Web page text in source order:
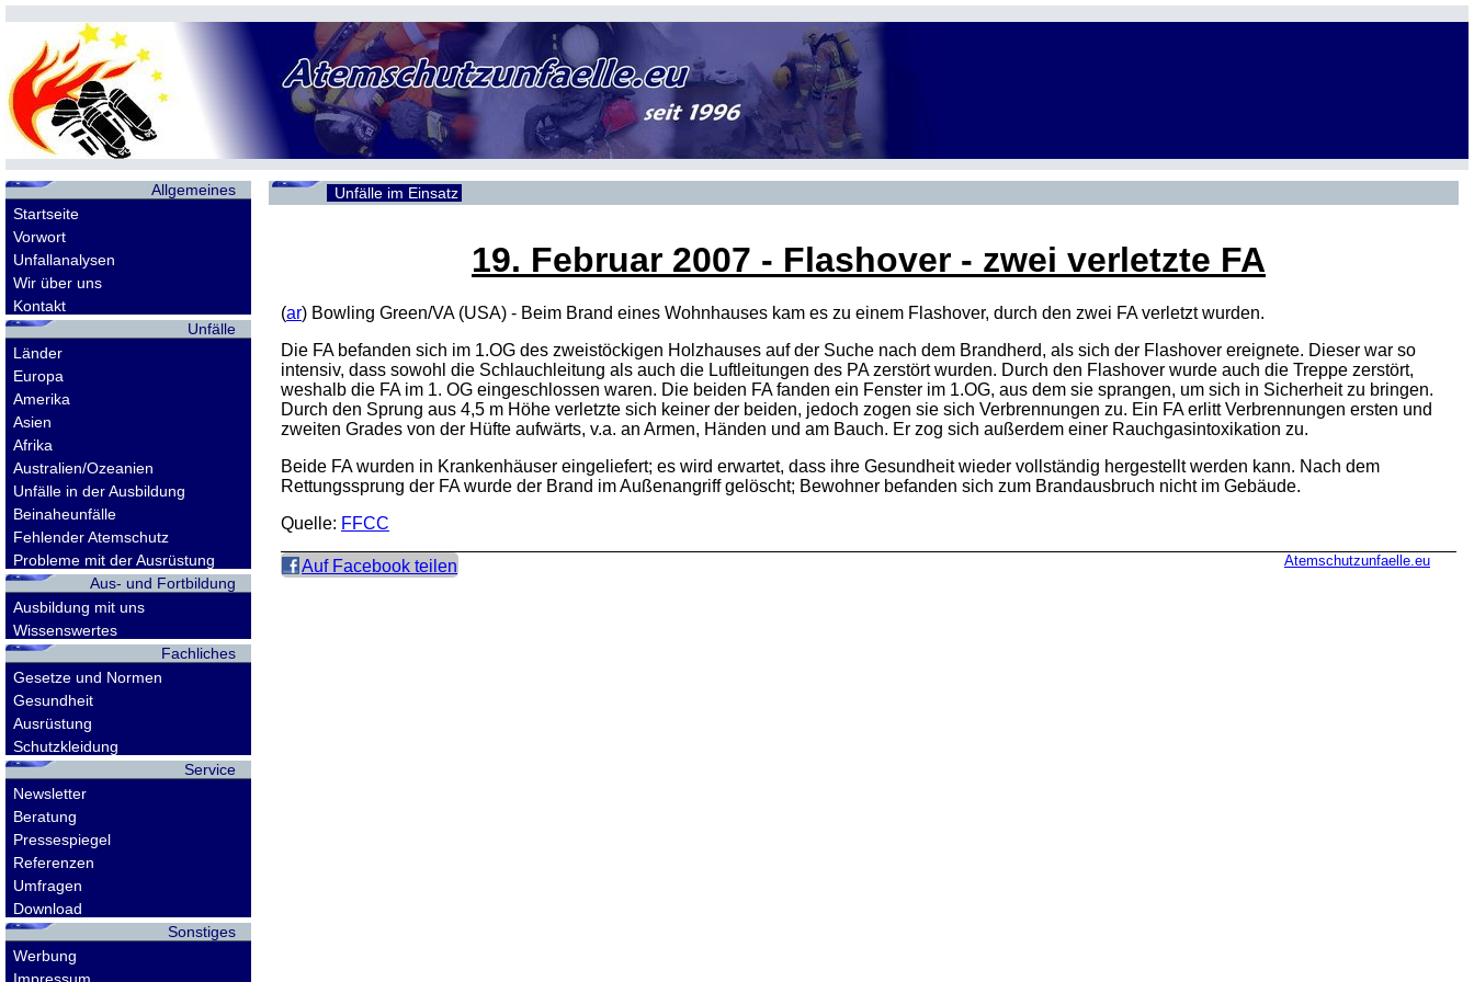
Allgemeines
Startseite
Vorwort
Unfallanalysen
Wir über uns
Kontakt
Unfälle
Länder
Europa
Amerika
Asien
Afrika
Australien/Ozeanien
Unfälle in der Ausbildung
Beinaheunfälle
Fehlender Atemschutz
Probleme mit der Ausrüstung
Aus- und Fortbildung
Ausbildung mit uns
Wissenswertes
Fachliches
Gesetze und Normen
Gesundheit
Ausrüstung
Schutzkleidung
Service
Newsletter
Beratung
Pressespiegel
Referenzen
Umfragen
Download
Sonstiges
Werbung
Unfälle im Einsatz
19. Februar 2007 - Flashover - zwei verletzte FA
(ar) Bowling Green/VA (USA) - Beim Brand eines Wohnhauses kam es zu einem Flashover, durch den zwei FA verletzt wurden.
Die FA befanden sich im 1.OG des zweistöckigen Holzhauses auf der Suche nach dem Brandherd, als sich der Flashover ereignete. Dieser war so
intensiv, dass sowohl die Schlauchleitung als auch die Luftleitungen des PA zerstört wurden. Durch den Flashover wurde auch die Treppe zerstört,
weshalb die FA im 1. OG eingeschlossen waren. Die beiden FA fanden ein Fenster im 1.OG, aus dem sie sprangen, um sich in Sicherheit zu bringen.
Durch den Sprung aus 4,5 m Höhe verletzte sich keiner der beiden, jedoch zogen sie sich Verbrennungen zu. Ein FA erlitt Verbrennungen ersten und
zweiten Grades von der Hüfte aufwärts, v.a. an Armen, Händen und am Bauch. Er zog sich außerdem einer Rauchgasintoxikation zu.
Beide FA wurden in Krankenhäuser eingeliefert; es wird erwartet, dass ihre Gesundheit wieder vollständig hergestellt werden kann. Nach dem
Rettungssprung der FA wurde der Brand im Außenangriff gelöscht; Bewohner befanden sich zum Brandausbruch nicht im Gebäude.
Quelle: FFCC
Auf Facebook teilen Atemschutzunfaelle.eu